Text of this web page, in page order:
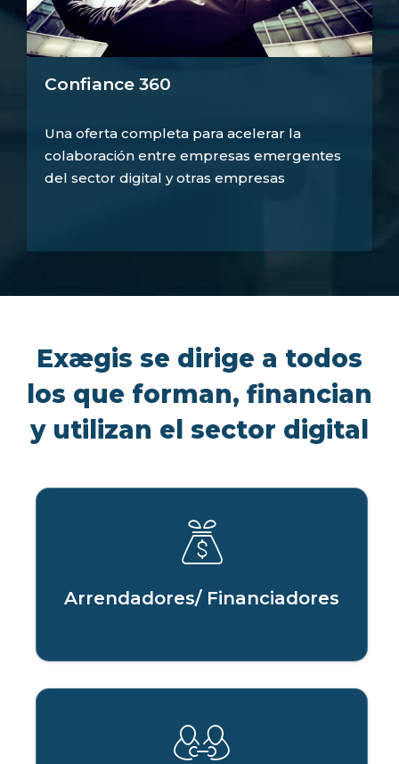
Confiance 360
Una oferta completa para acelerar la
colaboración entre empresas emergentes
del sector digital y otras empresas
Exægis se dirige a todos
los que forman, financian
y utilizan el sector digital
Arrendadores/ Financiadores